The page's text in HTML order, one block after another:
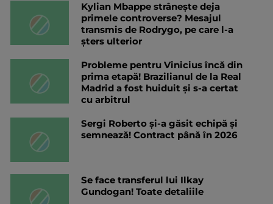
Kylian Mbappe strânește deja
primele controverse? Mesajul
transmis de Rodrygo, pe care l-a
șters ulterior
Probleme pentru Vinicius încă din
prima etapă! Brazilianul de la Real
Madrid a fost huiduit și s-a certat
cu arbitrul
Sergi Roberto și-a găsit echipă și
semnează! Contract până în 2026
Se face transferul lui Ilkay
Gundogan! Toate detaliile